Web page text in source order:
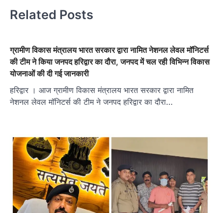
Related Posts
ग्रामीण विकास मंत्रालय भारत सरकार द्वारा नामित नेशनल लेवल मॉनिटर्स
की टीम ने किया जनपद हरिद्वार का दौरा, जनपद में चल रही विभिन्न विकास
योजनाओं की दी गई जानकारी
हरिद्वार । आज ग्रामीण विकास मंत्रालय भारत सरकार द्वारा नामित
नेशनल लेवल मॉनिटर्स की टीम ने जनपद हरिद्वार का दौरा…